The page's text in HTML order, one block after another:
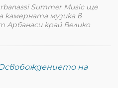
Summer Music ще
музика в
край Велико
на